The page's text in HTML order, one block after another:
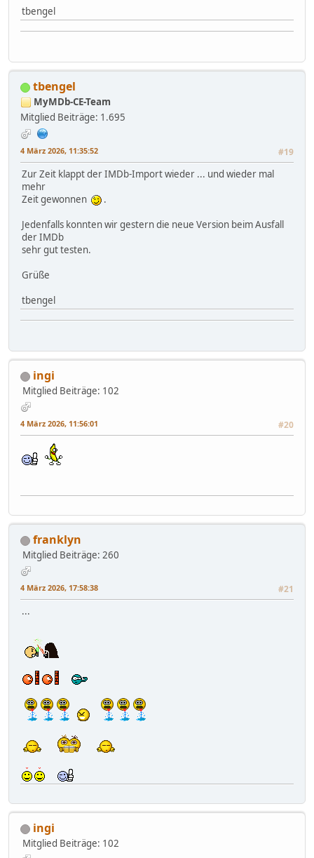
tbengel
tbengel
MyMDb-CE-Team
Mitglied Beiträge: 1.695
4 März 2026, 11:35:52 #19
Zur Zeit klappt der IMDb-Import wieder ... und wieder mal
mehr
Zeit gewonnen
.
Jedenfalls konnten wir gestern die neue Version beim Ausfall
der IMDb
sehr gut testen.
Grüße
tbengel
ingi
Mitglied Beiträge: 102
4 März 2026, 11:56:01 #20
franklyn
Mitglied Beiträge: 260
4 März 2026, 17:58:38 #21
...
ingi
Mitglied Beiträge: 102